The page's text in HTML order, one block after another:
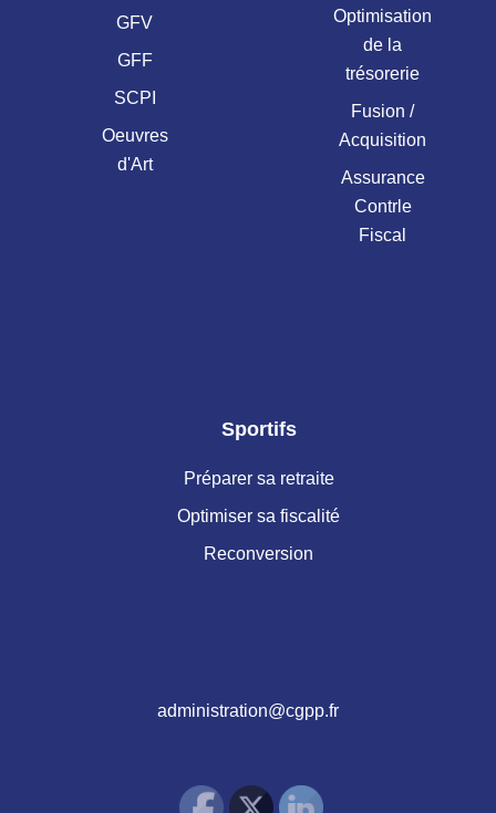
GFV
GFF
SCPI
Oeuvres
d'Art
Optimisation
de la
trésorerie
Fusion /
Acquisition
Assurance
Contrle
Fiscal
Sportifs
Préparer sa retraite
Optimiser sa fiscalité
Reconversion
administration@cgpp.fr